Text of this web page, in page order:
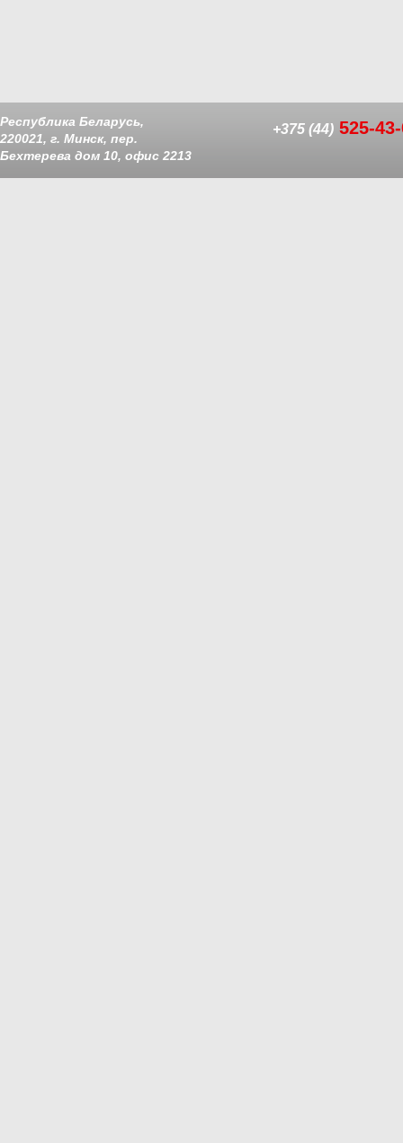
Республика Беларусь,
220021, г. Минск, пер.
Бехтерева дом 10, офис 2213
+375 (44) 525-